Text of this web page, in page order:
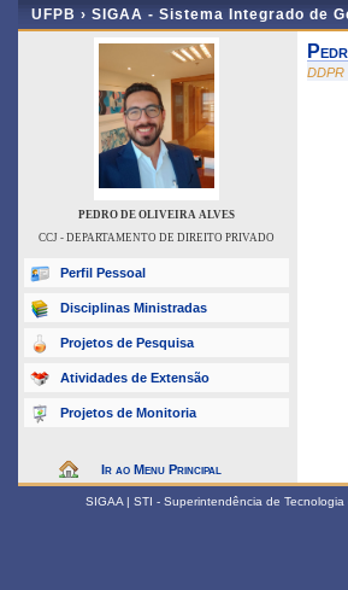
UFPB › SIGAA - Sistema Integrado de
PEDRO DE OLIVEIRA ALVES
CCJ - DEPARTAMENTO DE DIREITO PRIVADO
Perfil Pessoal
Disciplinas Ministradas
Projetos de Pesquisa
Atividades de Extensão
Projetos de Monitoria
Ir ao Menu Principal
DDPR
SIGAA | STI - Superintendência de